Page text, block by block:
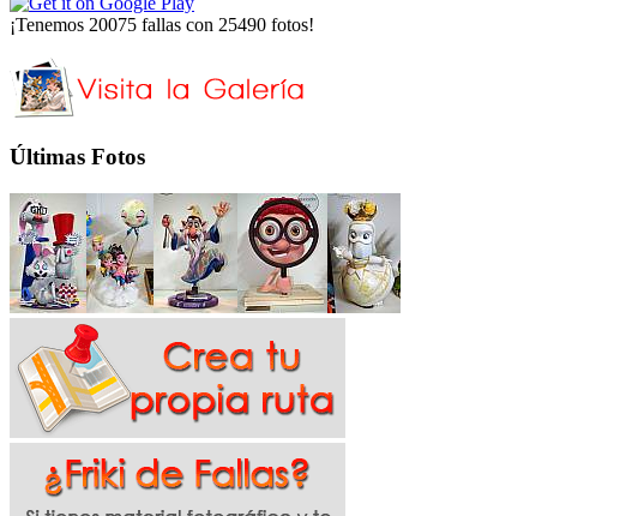
¡Tenemos 20075 fallas con 25490 fotos!
Últimas Fotos